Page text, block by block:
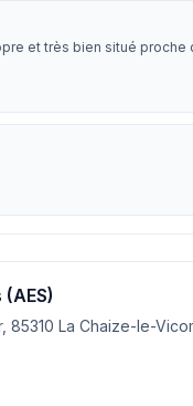
et très bien situé
85310 La Chaize-le-